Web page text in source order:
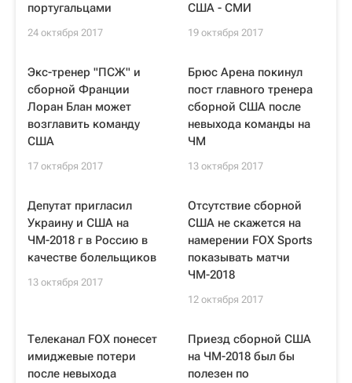
португальцами
24 октября 2017
США - СМИ
19 октября 2017
Экс-тренер "ПСЖ" и
сборной Франции
Лоран Блан может
возглавить команду
США
17 октября 2017
Брюс Арена покинул
пост главного тренера
сборной США после
невыхода команды на
ЧМ
13 октября 2017
Депутат пригласил
Украину и США на
ЧМ-2018 г в Россию в
качестве болельщиков
13 октября 2017
Отсутствие сборной
США не скажется на
намерении FOX Sports
показывать матчи
ЧМ-2018
12 октября 2017
Телеканал FOX понесет
имиджевые потери
после невыхода
Приезд сборной США
на ЧМ-2018 был бы
полезен по